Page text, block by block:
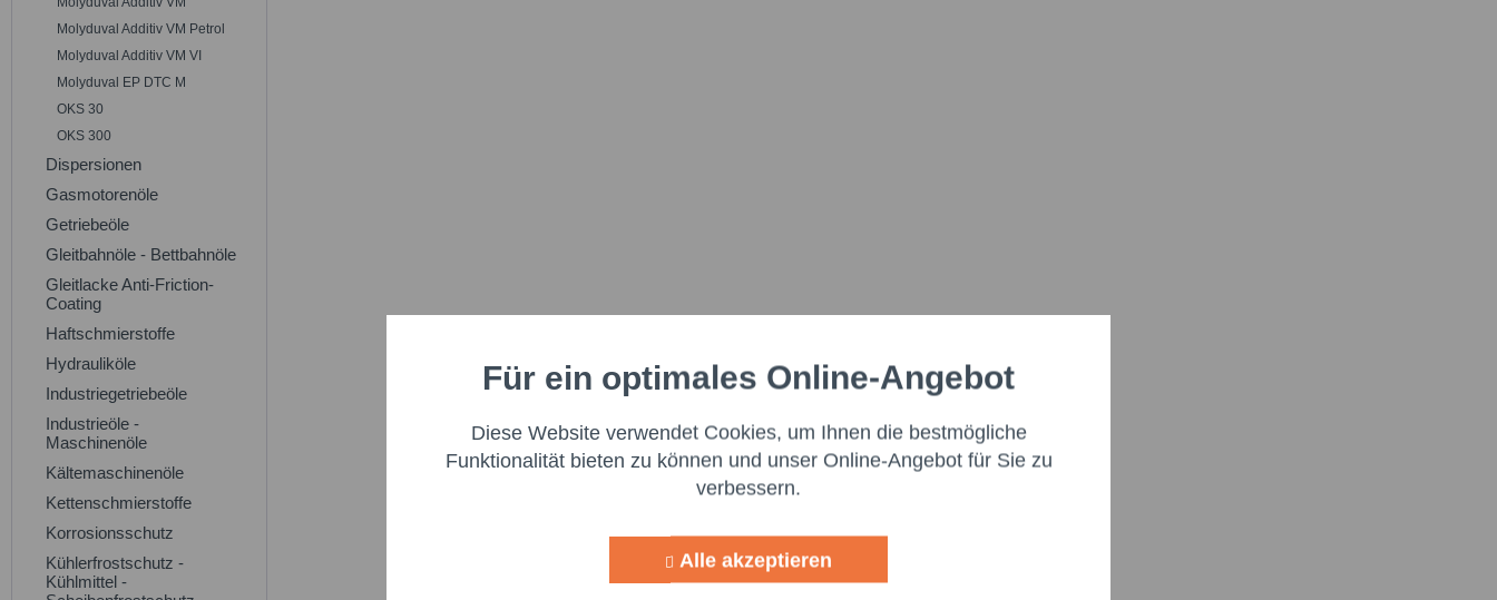
Molyduval Additiv VM Petrol
Molyduval Additiv VM VI
Molyduval EP DTC M
OKS 30
OKS 300
Dispersionen
Gasmotorenöle
Getriebeöle
Gleitbahnöle - Bettbahnöle
Gleitlacke Anti-Friction-
Coating
Haftschmierstoffe
Hydrauliköle
Industriegetriebeöle
Industrieöle -
Maschinenöle
Kältemaschinenöle
Kettenschmierstoffe
Korrosionsschutz
Kühlerfrostschutz -
Kühlmittel -
Funktionale Aktiv
Marketing Aktiv
Für ein optimales Online-Angebot
Diese Website verwendet Cookies, um Ihnen die bestmögliche
Funktionalität bieten zu können und unser Online-Angebot für Sie zu
verbessern.
Alle akzeptieren